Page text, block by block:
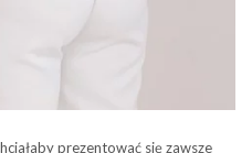
prezentować się zawsze